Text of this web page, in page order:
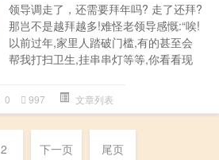
领导调走了，还需要拜年吗? 走了还拜?
那岂不是越拜越多!难怪老领导感慨:“唉!
以前过年,家里人踏破门槛,有的甚至会
帮我打扫卫生,挂串串灯等等,你看看现
0 997 文章列表
2 下一页 尾页